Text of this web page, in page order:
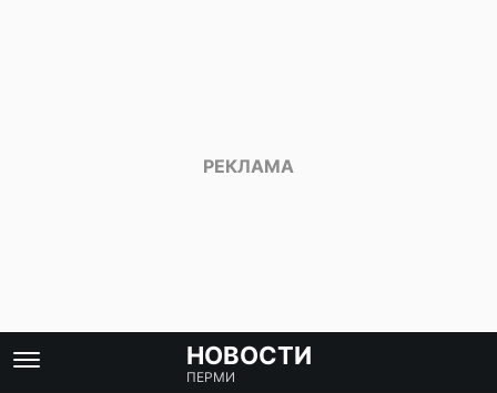
НОВОСТИ
ПЕРМИ